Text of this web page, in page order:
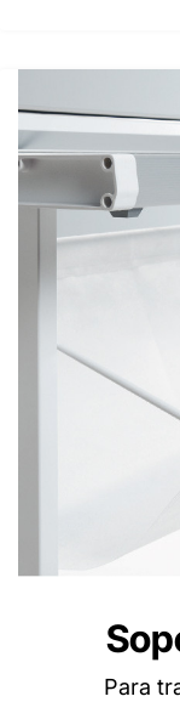
Para